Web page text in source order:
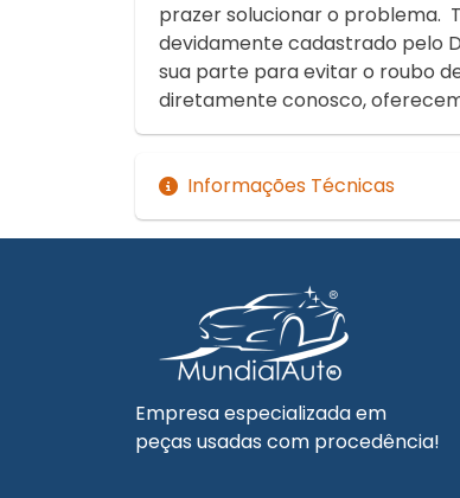
prazer solucionar o problema.
devidamente cadastrado pelo
sua parte para evitar o roubo
diretamente conosco,
Informações Técnicas
Empresa especializada em
peças usadas com procedência!